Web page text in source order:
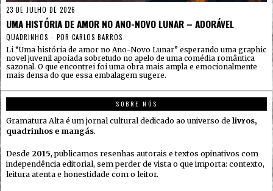
23 DE JULHO DE 2026
UMA HISTÓRIA DE AMOR NO ANO-NOVO LUNAR – ADORÁVEL
QUADRINHOS POR CARLOS BARROS
Li “Uma história de amor no Ano-Novo Lunar” esperando uma graphic
novel juvenil apoiada sobretudo no apelo de uma comédia romântica
sazonal. O que encontrei foi uma obra mais ampla e emocionalmente
mais densa do que essa embalagem sugere.
SOBRE NÓS
Gramatura Alta é um jornal cultural dedicado ao universo de livros,
quadrinhos e mangás.
Desde 2015, publicamos resenhas autorais e textos opinativos com
independência editorial, sem perder de vista o que importa: contexto,
leitura atenta e honestidade com o leitor.